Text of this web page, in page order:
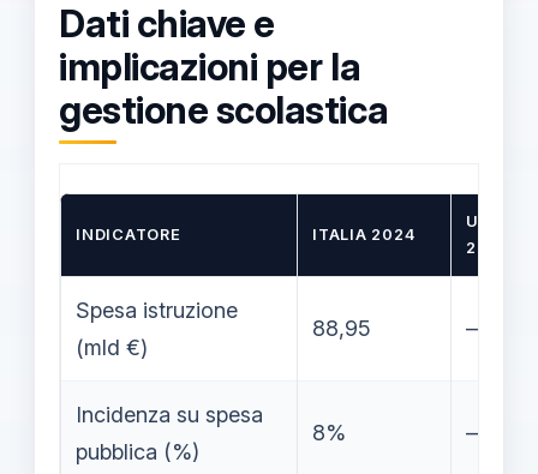
Dati chiave e
implicazioni per la
gestione scolastica
INDICATORE ITALIA 2024
UE‑27
2024
Spesa istruzione
(mld €)
88,95 —
Incidenza su spesa
pubblica (%)
8% —